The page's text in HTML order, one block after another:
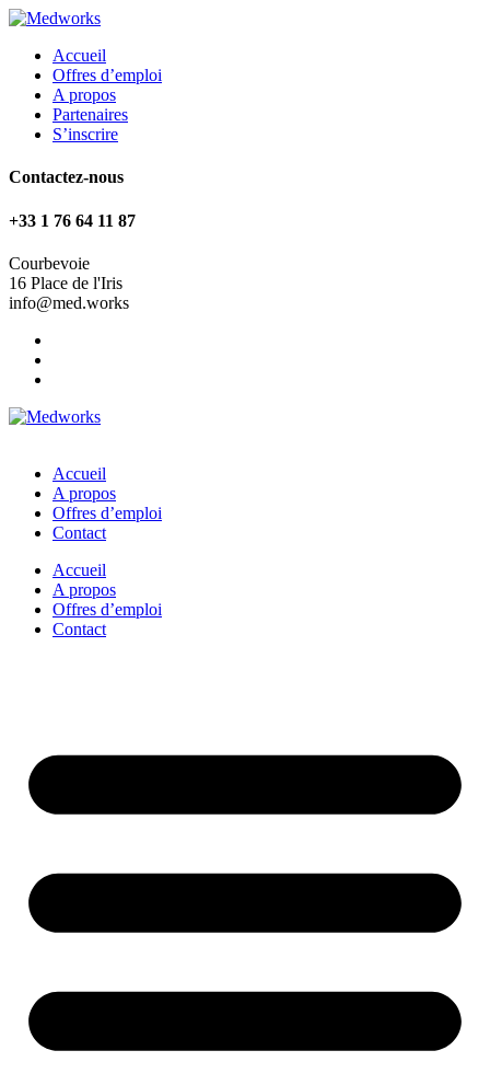
Accueil
Offres d’emploi
A propos
Partenaires
S’inscrire
Contactez-nous
+33 1 76 64 11 87
Courbevoie
16 Place de l'Iris
info@med.works
Accueil
A propos
Offres d’emploi
Contact
Accueil
A propos
Offres d’emploi
Contact